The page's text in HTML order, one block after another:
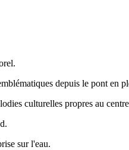
depuis le pont en
culturelles propres au
sur l'eau.